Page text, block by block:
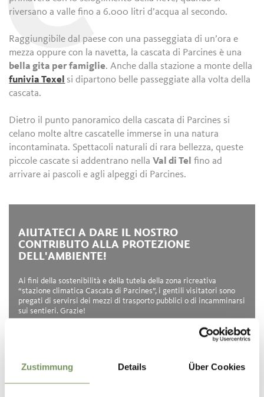
Zustimmung Details Über Cookies
riversano a valle fino a 6.000 litri d’acqua al secondo.
Raggiungibile dal paese con una passeggiata di un’ora e
mezza oppure con la navetta, la cascata di Parcines è una
bella gita per famiglie. Anche dalla stazione a monte della
funivia Texel si dipartono belle passeggiate alla volta della
cascata.
Dietro il punto panoramico della cascata di Parcines si
celano molte altre cascatelle immerse in una natura
incontaminata. Spettacoli naturali di rara bellezza, queste
piccole cascate si addentrano nellaVal di Tel fino ad
arrivare ai pascoli e agli alpeggi di Parcines.
AIUTATECI A DARE IL NOSTRO
CONTRIBUTO ALLA PROTEZIONE
DELL'AMBIENTE!
Ai fini della sostenibilità e della tutela della zona ricreativa
“stazione climatica Cascata di Parcines”, i gentili visitatori sono
pregati di servirsi dei mezzi di trasporto pubblici o di incamminarsi
sui sentieri. Grazie!